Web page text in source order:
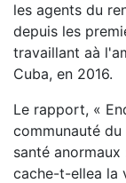
les agents du
depuis les
travaillant aà
Cuba, en 2016.
Le rapport, «
communauté
santé
cache-t-ellea la